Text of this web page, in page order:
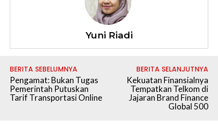
Yuni Riadi
BERITA SEBELUMNYA
Pengamat: Bukan Tugas
Pemerintah Putuskan
Tarif Transportasi Online
BERITA SELANJUTNYA
Kekuatan Finansialnya
Tempatkan Telkom di
Jajaran Brand Finance
Global 500